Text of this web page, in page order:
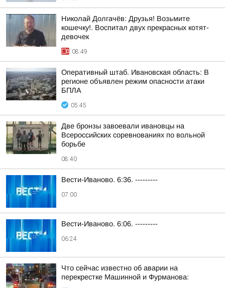
Николай Долгачёв: Друзья! Возьмите
кошечку!. Воспитал двух прекрасных котят-
девочек
08:49
Оперативный штаб. Ивановская область: В
регионе объявлен режим опасности атаки
БПЛА
05:45
Две бронзы завоевали ивановцы на
Всероссийских соревнованиях по вольной
борьбе
08:40
Вести-Иваново. 6:36. ---------
07:00
Вести-Иваново. 6:06. ---------
06:24
Что сейчас известно об аварии на
перекрестке Машинной и Фурманова: